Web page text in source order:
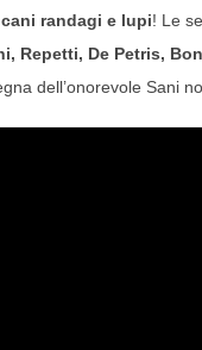
randagi e lupi! Le
Repetti, De Petris,
dell’onorevole Sani